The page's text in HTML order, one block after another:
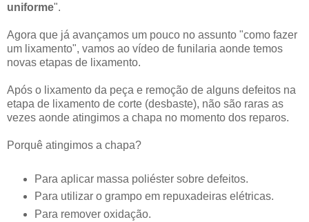
uniforme".
Agora que já avançamos um pouco no assunto "como fazer
um lixamento", vamos ao vídeo de funilaria aonde temos
novas etapas de lixamento.
Após o lixamento da peça e remoção de alguns defeitos na
etapa de lixamento de corte (desbaste), não são raras as
vezes aonde atingimos a chapa no momento dos reparos.
Porquê atingimos a chapa?
Para aplicar massa poliéster sobre defeitos.
Para utilizar o grampo em repuxadeiras elétricas.
Para remover oxidação.